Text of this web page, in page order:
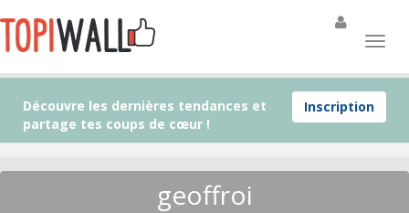
Inscription
Découvre les dernières tendances et
partage tes coups de cœur !
geoffroi